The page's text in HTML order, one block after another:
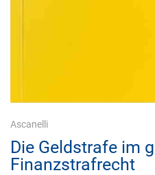
Ascanelli
Die Geldstrafe im
Finanzstrafrecht